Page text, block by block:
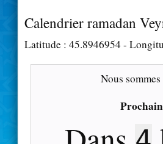
Calendrier ramadan
Latitude : 45.8946954-
Nous